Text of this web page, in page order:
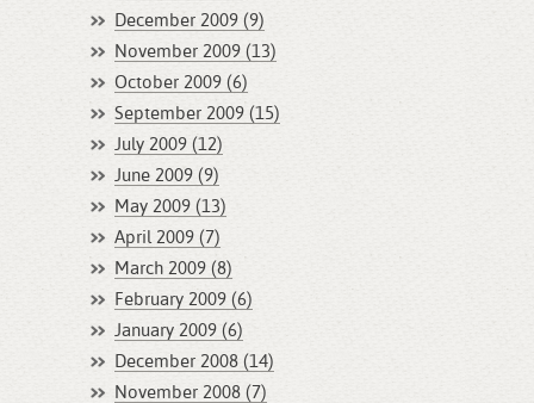
December 2009 (9)
November 2009 (13)
October 2009 (6)
September 2009 (15)
July 2009 (12)
June 2009 (9)
May 2009 (13)
April 2009 (7)
March 2009 (8)
February 2009 (6)
January 2009 (6)
December 2008 (14)
November 2008 (7)